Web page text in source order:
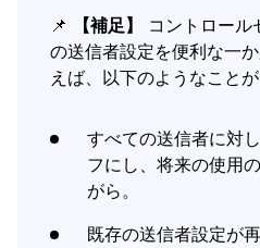
送信者設定
Senders
購読停止
📌 【補足】
コントロール
の送信者設定を便利な一
えば、以下のようなことが
すべての送信者に対
フにし、将来の使用
がら。
既存の送信者設定が